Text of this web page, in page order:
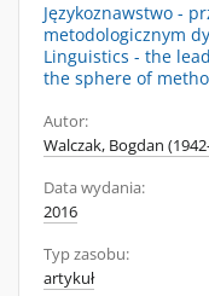
Językoznawstwo -
metodologicznym
Linguistics - the
the sphere of
Autor:
Walczak, Bogdan
Data wydania:
2016
Typ zasobu:
artykuł